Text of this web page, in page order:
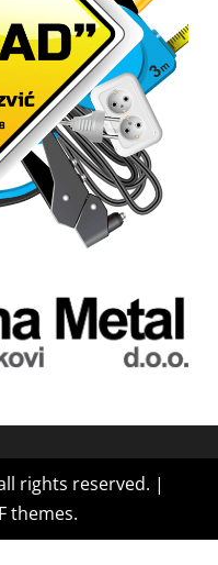
rights reserved. |
themes.